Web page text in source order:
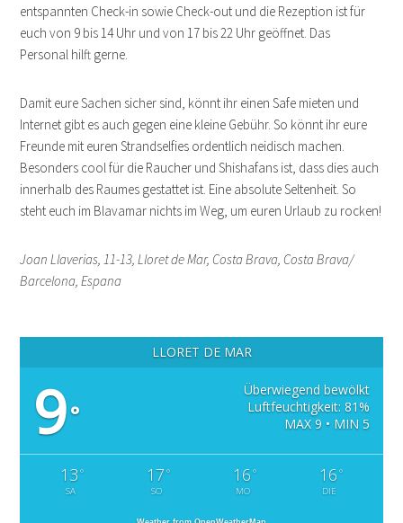
entspannten Check-in sowie Check-out und die Rezeption ist für
euch von 9 bis 14 Uhr und von 17 bis 22 Uhr geöffnet. Das
Personal hilft gerne.
Damit eure Sachen sicher sind, könnt ihr einen Safe mieten und
Internet gibt es auch gegen eine kleine Gebühr. So könnt ihr eure
Freunde mit euren Strandselfies ordentlich neidisch machen.
Besonders cool für die Raucher und Shishafans ist, dass dies auch
innerhalb des Raumes gestattet ist. Eine absolute Seltenheit. So
steht euch im Blavamar nichts im Weg, um euren Urlaub zu rocken!
Joan Llaverias, 11-13, Lloret de Mar, Costa Brava, Costa Brava/
Barcelona, Espana
LLORET DE MAR
9°
Überwiegend bewölkt
Luftfeuchtigkeit: 81%
MAX 9 • MIN 5
13 °
SA
17 °
SO
16 °
MO
16 °
DIE